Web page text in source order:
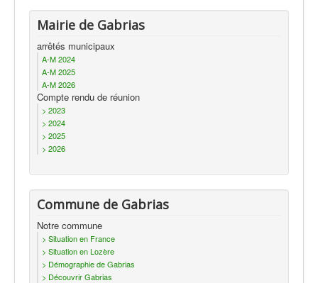
Le conseil municipal
Gîtes de vacances
la Salle des Fêtes
Météo à Gabrias
Nos villages
Actualités
Mairie de Gabrias
arrêtés municipaux
A-M 2024
A-M 2025
A-M 2026
Compte rendu de réunion
> 2023
> 2024
> 2025
> 2026
Commune de Gabrias
Notre commune
> Situation en France
> Situation en Lozère
> Démographie de Gabrias
> Découvrir Gabrias